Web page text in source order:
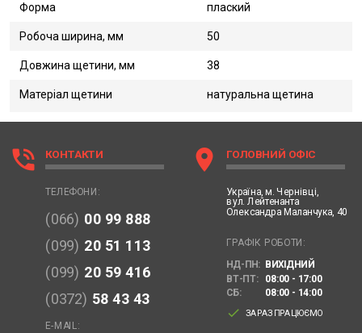
Форма плаский
Робоча ширина, мм 50
Довжина щетини, мм 38
Матеріал щетини натуральна щетина
phone_in_talk КОНТАКТИ
ТЕЛЕФОНИ:
(066) 00 99 888
(099) 20 51 113
(099) 20 59 416
(0372) 58 43 43
E-MAIL:
location_on ГОЛОВНИЙ ОФІС
Україна, м. Чернівці,
вул. Лейтенанта
Олександра Маланчука, 40
ГРАФІК РОБОТИ:
НД-ПН: ВИХІДНИЙ
ВТ-ПТ:
08:00 - 17:00
СБ:
08:00 - 14:00
done ЗАРАЗ ПРАЦЮЄМО